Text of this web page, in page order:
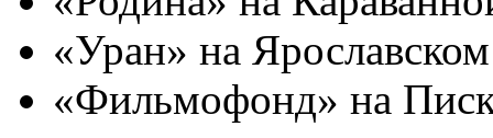
«Уран» на
«Фильмофонд» на